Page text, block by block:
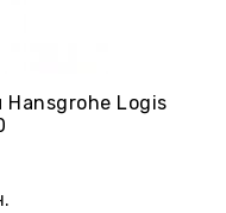
Logis